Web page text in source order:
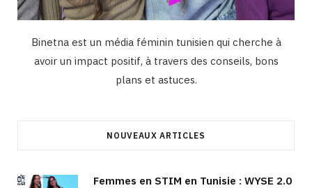
Binetna est un média féminin tunisien qui cherche à
avoir un impact positif, à travers des conseils, bons
plans et astuces.
NOUVEAUX ARTICLES
Femmes en STIM en Tunisie : WYSE 2.0